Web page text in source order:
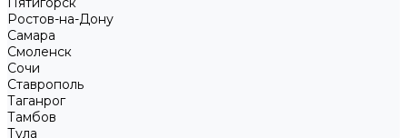
Ростов-на-Дону
Самара
Смоленск
Сочи
Ставрополь
Таганрог
Тамбов
Тула